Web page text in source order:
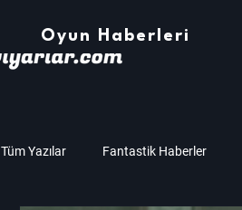
Oyun Haberleri
Tüm Yazılar Fantastik Haberler